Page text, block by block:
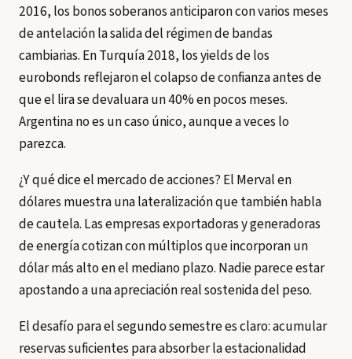
2016, los bonos soberanos anticiparon con varios meses
de antelación la salida del régimen de bandas
cambiarias. En Turquía 2018, los yields de los
eurobonds reflejaron el colapso de confianza antes de
que el lira se devaluara un 40% en pocos meses.
Argentina no es un caso único, aunque a veces lo
parezca.
¿Y qué dice el mercado de acciones? El Merval en
dólares muestra una lateralización que también habla
de cautela. Las empresas exportadoras y generadoras
de energía cotizan con múltiplos que incorporan un
dólar más alto en el mediano plazo. Nadie parece estar
apostando a una apreciación real sostenida del peso.
El desafío para el segundo semestre es claro: acumular
reservas suficientes para absorber la estacionalidad